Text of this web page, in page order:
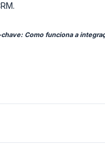
Como funciona a